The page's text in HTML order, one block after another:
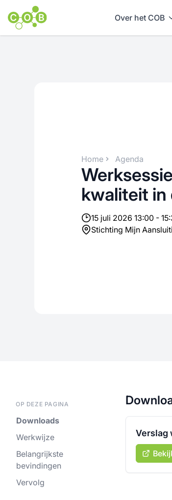
Over het COB
Home Agenda
kwaliteit in
15 juli 2026 13:00 -
Stichting Mijn
OP DEZE PAGINA
Downloads
Werkwijze
Belangrijkste
bevindingen
Vervolg
Verslag